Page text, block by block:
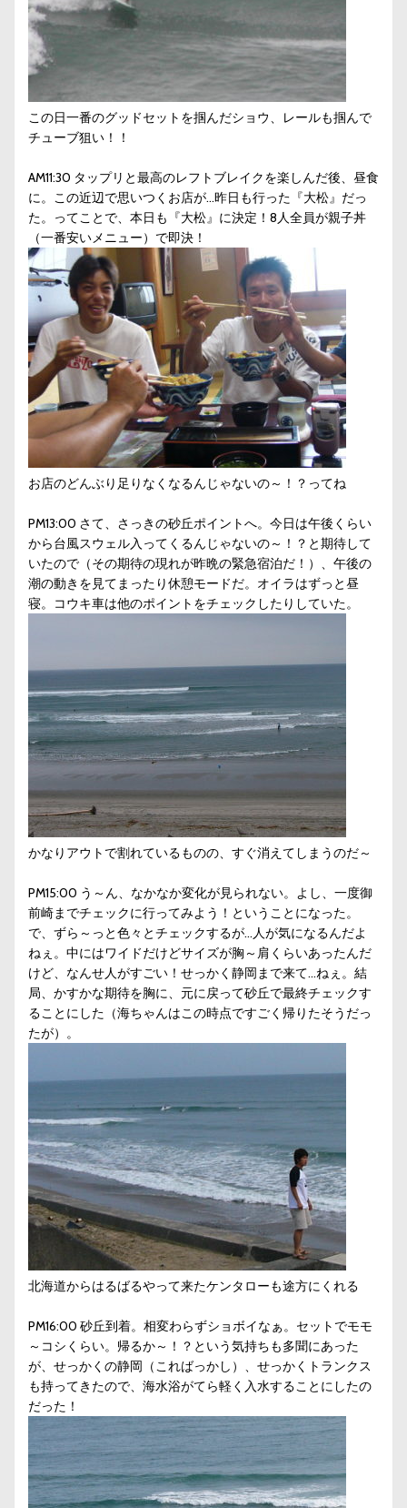
この日一番のグッドセットを掴んだショウ、レールも掴んで
チューブ狙い！！
AM11:30 タップリと最高のレフトブレイクを楽しんだ後、昼食
に。この近辺で思いつくお店が…昨日も行った『大松』だっ
た。ってことで、本日も『大松』に決定！8人全員が親子丼
（一番安いメニュー）で即決！
お店のどんぶり足りなくなるんじゃないの～！？ってね
PM13:00 さて、さっきの砂丘ポイントへ。今日は午後くらい
から台風スウェル入ってくるんじゃないの～！？と期待して
いたので（その期待の現れが昨晩の緊急宿泊だ！）、午後の
潮の動きを見てまったり休憩モードだ。オイラはずっと昼
寝。コウキ車は他のポイントをチェックしたりしていた。
かなりアウトで割れているものの、すぐ消えてしまうのだ～
PM15:00 う～ん、なかなか変化が見られない。よし、一度御
前崎までチェックに行ってみよう！ということになった。
で、ずら～っと色々とチェックするが…人が気になるんだよ
ねぇ。中にはワイドだけどサイズが胸～肩くらいあったんだ
けど、なんせ人がすごい！せっかく静岡まで来て…ねぇ。結
局、かすかな期待を胸に、元に戻って砂丘で最終チェックす
ることにした（海ちゃんはこの時点ですごく帰りたそうだっ
たが）。
北海道からはるばるやって来たケンタローも途方にくれる
PM16:00 砂丘到着。相変わらずショボイなぁ。セットでモモ
～コシくらい。帰るか～！？という気持ちも多聞にあった
が、せっかくの静岡（こればっかし）、せっかくトランクス
も持ってきたので、海水浴がてら軽く入水することにしたの
だった！